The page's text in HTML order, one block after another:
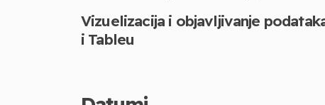
Vizuelizacija i objavljivanje
i Tableu